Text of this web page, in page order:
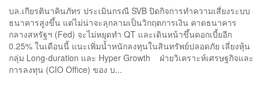
บล.เกียรตินาคินภัทร ประเมินกรณี SVB ปิดกิจการทำความเสี่ยงระบบ
ธนาคารสูงขึ้น แต่ไม่น่าจะลุกลามเป็นวิกฤตการเงิน คาดธนาคาร
กลางสหรัฐฯ (Fed) จะไม่หยุดทำ QT และเดินหน้าขึ้นดอกเบี้ยอีก
0.25% ในเดือนนี้ แนะเพิ่มน้ำหนักลงทุนในสินทรัพย์ปลอดภัย เลี่ยงหุ้น
กลุ่ม Long-duration และ Hyper Growth ฝ่ายวิเคราะห์เศรษฐกิจและ
การลงทุน (CIO Office) ของ บ...